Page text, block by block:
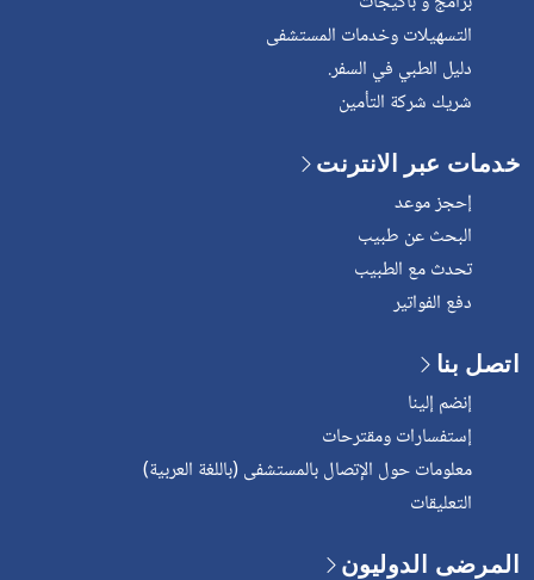
التسهيلات وخدمات المستشفى
دليل الطبي في السفر.
شريك شركة التأمين
خدمات عبر الانترنت
إحجز موعد
البحث عن طبيب
تحدث مع الطبيب
دفع الفواتير
اتصل بنا
إنضم إلينا
إستفسارات ومقترحات
معلومات حول الإتصال بالمستشفى (باللغة العربية)
التعليقات
المرضى الدوليون